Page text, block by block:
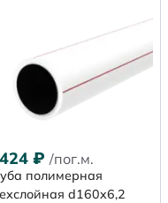
₽ /пог.м.
полимерная
d160x6,2